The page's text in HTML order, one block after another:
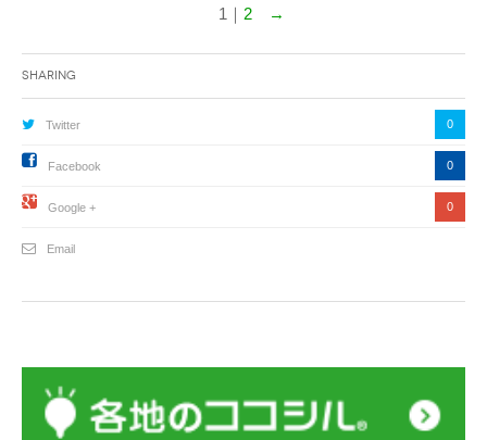
1｜ 2 →
Sharing
Twitter 0
Facebook 0
Google + 0
Email